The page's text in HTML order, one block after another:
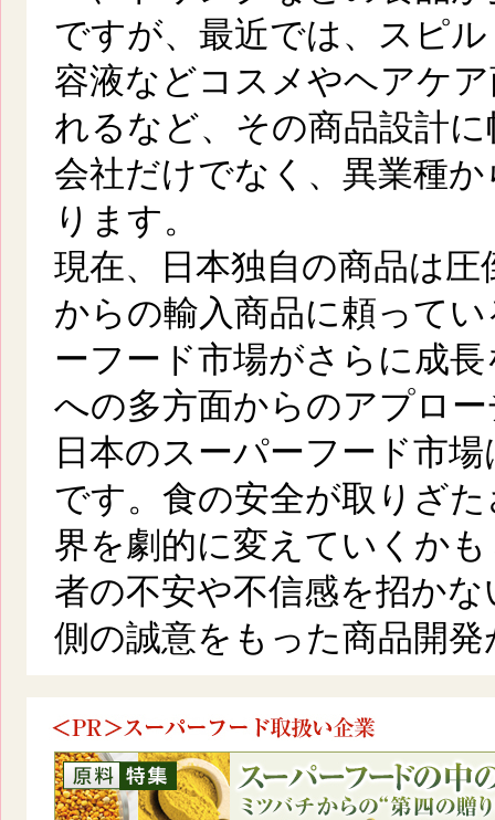
ですが、最近では、スピ
容液などコスメやヘアケ
れるなど、その商品設計
会社だけでなく、異業種
ります。
現在、日本独自の商品は
からの輸入商品に頼って
ーフード市場がさらに成
への多方面からのアプロ
日本のスーパーフード市
です。食の安全が取りざ
界を劇的に変えていくか
者の不安や不信感を招か
側の誠意をもった商品開